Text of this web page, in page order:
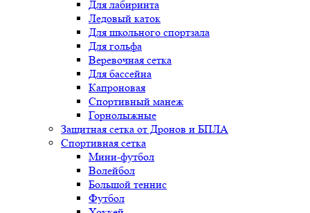
Для лабиринта
Ледовый каток
Для школьного спортзала
Для гольфа
Веревочная сетка
Для бассейна
Капроновая
Спортивный манеж
Горнолыжные
Защитная сетка от Дронов и БПЛА
Спортивная сетка
Мини-футбол
Волейбол
Большой теннис
Футбол